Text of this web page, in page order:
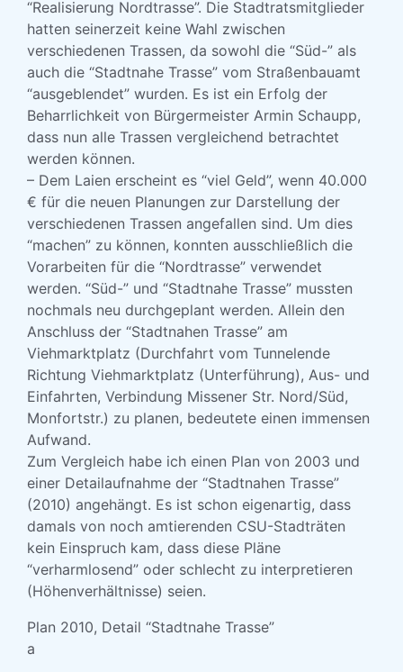
“Realisierung Nordtrasse”. Die Stadtratsmitglieder
hatten seinerzeit keine Wahl zwischen
verschiedenen Trassen, da sowohl die “Süd-” als
auch die “Stadtnahe Trasse” vom Straßenbauamt
“ausgeblendet” wurden. Es ist ein Erfolg der
Beharrlichkeit von Bürgermeister Armin Schaupp,
dass nun alle Trassen vergleichend betrachtet
werden können.
– Dem Laien erscheint es “viel Geld”, wenn 40.000
€ für die neuen Planungen zur Darstellung der
verschiedenen Trassen angefallen sind. Um dies
“machen” zu können, konnten ausschließlich die
Vorarbeiten für die “Nordtrasse” verwendet
werden. “Süd-” und “Stadtnahe Trasse” mussten
nochmals neu durchgeplant werden. Allein den
Anschluss der “Stadtnahen Trasse” am
Viehmarktplatz (Durchfahrt vom Tunnelende
Richtung Viehmarktplatz (Unterführung), Aus- und
Einfahrten, Verbindung Missener Str. Nord/Süd,
Monfortstr.) zu planen, bedeutete einen immensen
Aufwand.
Zum Vergleich habe ich einen Plan von 2003 und
einer Detailaufnahme der “Stadtnahen Trasse”
(2010) angehängt. Es ist schon eigenartig, dass
damals von noch amtierenden CSU-Stadträten
kein Einspruch kam, dass diese Pläne
“verharmlosend” oder schlecht zu interpretieren
(Höhenverhältnisse) seien.
Plan 2010, Detail “Stadtnahe Trasse”
a